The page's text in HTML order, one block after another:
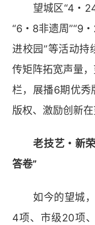
望城区“4・24
“6・8非遗周”“9
进校园”等活动持
传矩阵拓宽声量
栏，展播6期优秀
版权、激励创新在
老技艺・新
答卷”
如今的望城，
4项、市级20项